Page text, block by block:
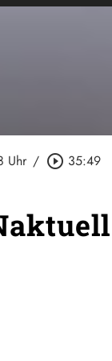
Uhr / play_circle_outline 35:49